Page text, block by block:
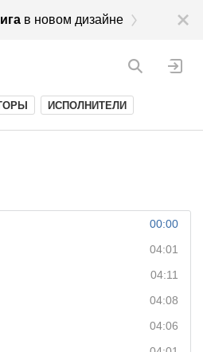
в новом дизайне
ИСПОЛНИТЕЛИ
00:00
04:01
04:11
04:08
04:06